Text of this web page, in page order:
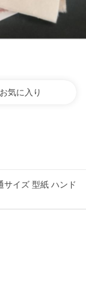
お気に入り
サイズ 型紙 ハンド